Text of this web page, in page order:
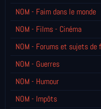
NOM - Faim dans le monde
NOM - Films - Cinéma
NOM - Forums et sujets de
NOM - Guerres
NOM - Humour
NOM - Impôts